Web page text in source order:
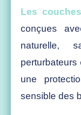
Les
conçues
naturelle,
perturbateurs
une
sensible des